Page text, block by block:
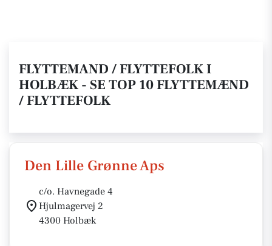
FLYTTEMAND / FLYTTEFOLK I
HOLBÆK - SE TOP 10 FLYTTEMÆND
/ FLYTTEFOLK
Den Lille Grønne Aps
c/o. Havnegade 4
Hjulmagervej 2
4300 Holbæk